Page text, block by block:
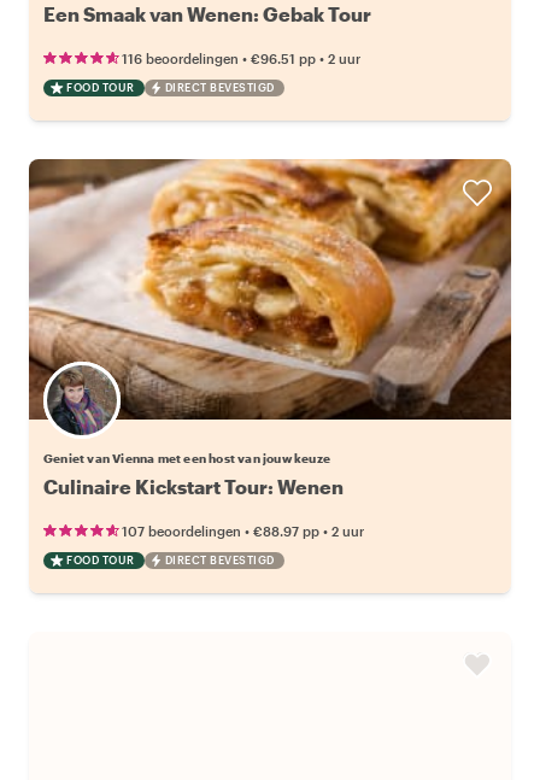
Een Smaak van Wenen: Gebak Tour
116 beoordelingen • €96.51 pp • 2 uur
FOOD TOUR DIRECT BEVESTIGD
Kies jouw favoriete local
Geniet van Vienna met een host van jouw keuze
Culinaire Kickstart Tour: Wenen
107 beoordelingen • €88.97 pp • 2 uur
FOOD TOUR DIRECT BEVESTIGD